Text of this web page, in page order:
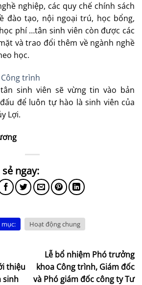
nghiệp, các quy chế chính sách
đào tạo, nội ngoại trú, học bổng,
phí …tân sinh viên còn được các
và trao đổi thêm về ngành nghề
học.
trình
sinh viên sẽ vừng tin vào bản
để luôn tự hào là sinh viên của
Lợi.
mục: Hoạt động chung
thiệu
sinh
Lễ bổ nhiệm Phó trưởng
khoa Công trình, Giám đốc
và Phó giám đốc công ty Tư